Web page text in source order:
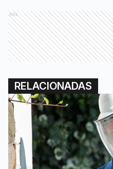
Ads
RELACIONADAS